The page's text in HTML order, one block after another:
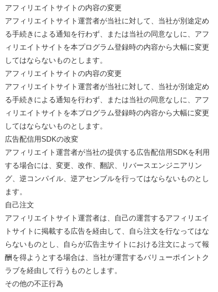
アフィリエイトサイトの内容の変更
アフィリエイトサイト運営者が当社に対して、当社が別途定め
る手続きによる通知を行わず、または当社の同意なしに、アフ
ィリエイトサイトを本プログラム登録時の内容から大幅に変更
してはならないものとします。
アフィリエイトサイトの内容の変更
アフィリエイトサイト運営者が当社に対して、当社が別途定め
る手続きによる通知を行わず、または当社の同意なしに、アフ
ィリエイトサイトを本プログラム登録時の内容から大幅に変更
してはならないものとします。
広告配信用SDKの改変
アフィリエイト運営者が当社の提供する広告配信用SDKを利用
する場合には、変更、改作、翻訳、リバースエンジニアリン
グ、逆コンパイル、逆アセンブルを行ってはならないものとし
ます。
自己注文
アフィリエイトサイト運営者は、自己の運営するアフィリエイ
トサイトに掲載する広告を経由して、自ら注文を行なってはな
らないものとし、自らが広告主サイトにおける注文によって報
酬を得ようとする場合は、当社が運営するバリューポイントク
ラブを経由して行うものとします。
その他の不正行為